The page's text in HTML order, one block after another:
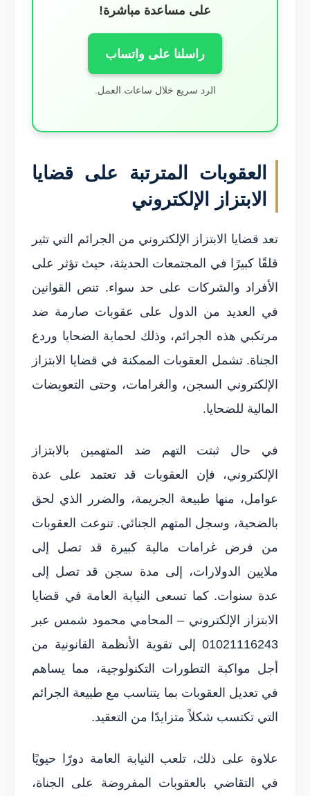
على مساعدة مباشرة!
راسلنا على واتساب
الرد سريع خلال ساعات العمل.
العقوبات المترتبة على قضايا
الابتزاز الإلكتروني
تعد قضايا الابتزاز الإلكتروني من الجرائم التي تثير
قلقًا كبيرًا في المجتمعات الحديثة، حيث تؤثر على
الأفراد والشركات على حد سواء. تنص القوانين
في العديد من الدول على عقوبات صارمة ضد
مرتكبي هذه الجرائم، وذلك لحماية الضحايا وردع
الجناة. تشمل العقوبات الممكنة في قضايا الابتزاز
الإلكتروني السجن، والغرامات، وحتى التعويضات
المالية للضحايا.
في حال ثبتت التهم ضد المتهمين بالابتزاز
الإلكتروني، فإن العقوبات قد تعتمد على عدة
عوامل، منها طبيعة الجريمة، والضرر الذي لحق
بالضحية، وسجل المتهم الجنائي. تنوعت العقوبات
من فرض غرامات مالية كبيرة قد تصل إلى
ملايين الدولارات، إلى مدة سجن قد تصل إلى
عدة سنوات. كما تسعى النيابة العامة في قضايا
الابتزاز الإلكتروني – المحامي محمود شمس عبر
01021116243 إلى تقوية الأنظمة القانونية من
أجل مواكبة التطورات التكنولوجية، مما يساهم
في تعديل العقوبات بما يتناسب مع طبيعة الجرائم
التي تكتسب شكلاً متزايدًا من التعقيد.
علاوة على ذلك، تلعب النيابة العامة دورًا حيويًا
في التقاضي بالعقوبات المفروضة على الجناة،